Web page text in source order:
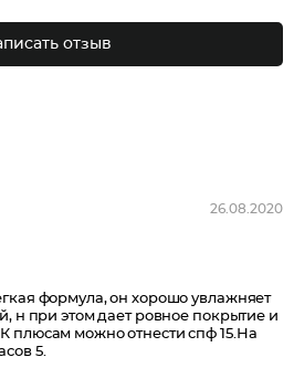
отзыв
26.08.2020
формула, он хорошо увлажняет
н при этом дает ровное покрытие и
плюсам можно отнести спф 15.На
5.